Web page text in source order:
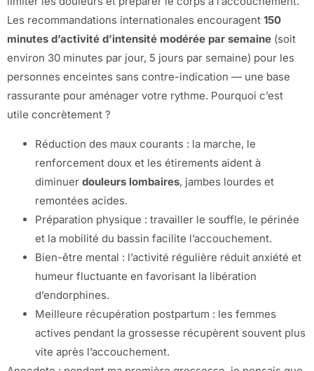
Les recommandations internationales encouragent 150
minutes d’activité d’intensité modérée par semaine (soit
environ 30 minutes par jour, 5 jours par semaine) pour les
personnes enceintes sans contre-indication — une base
rassurante pour aménager votre rythme. Pourquoi c’est
utile concrètement ?
Réduction des maux courants : la marche, le
renforcement doux et les étirements aident à
diminuer douleurs lombaires, jambes lourdes et
remontées acides.
Préparation physique : travailler le souffle, le périnée
et la mobilité du bassin facilite l’accouchement.
Bien-être mental : l’activité régulière réduit anxiété et
humeur fluctuante en favorisant la libération
d’endorphines.
Meilleure récupération postpartum : les femmes
actives pendant la grossesse récupèrent souvent plus
vite après l’accouchement.